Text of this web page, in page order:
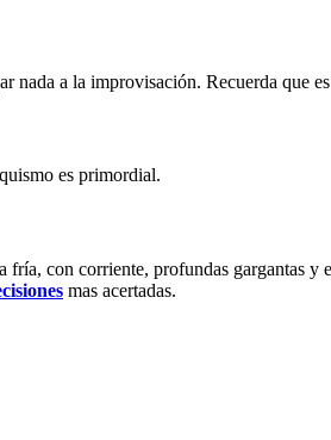
nada a la improvisación. Recuerda que
es primordial.
con corriente, profundas gargantas
mas acertadas.